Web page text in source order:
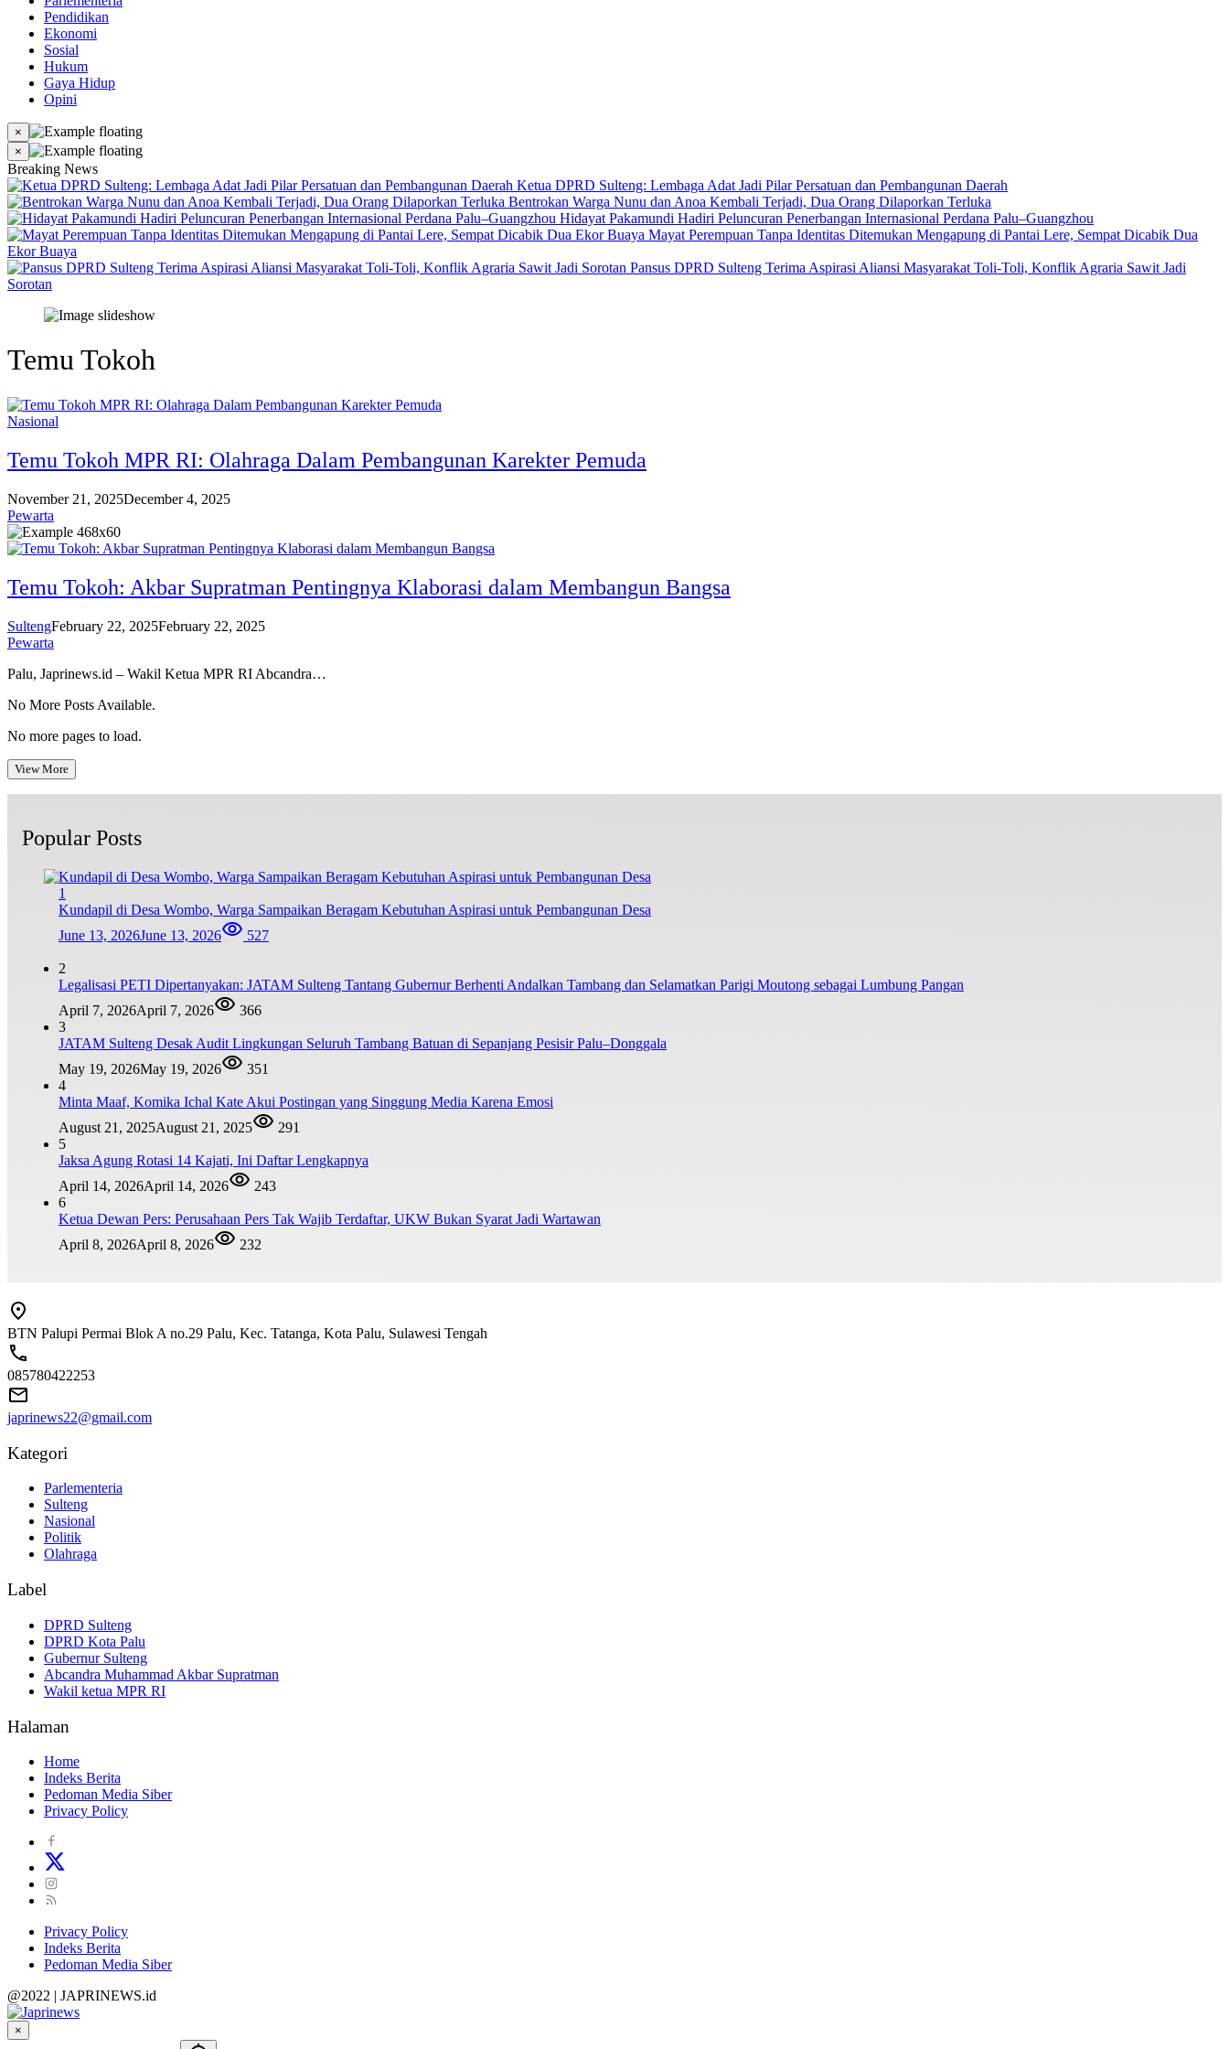
Pendidikan
Ekonomi
Sosial
Hukum
Gaya Hidup
Opini
×
×
Breaking News
Ketua DPRD Sulteng: Lembaga Adat Jadi Pilar Persatuan dan Pembangunan Daerah
Bentrokan Warga Nunu dan Anoa Kembali Terjadi, Dua Orang Dilaporkan Terluka
Hidayat Pakamundi Hadiri Peluncuran Penerbangan Internasional Perdana Palu–Guangzhou
Mayat Perempuan Tanpa Identitas Ditemukan Mengapung di Pantai Lere, Sempat Dicabik Dua
Ekor Buaya
Pansus DPRD Sulteng Terima Aspirasi Aliansi Masyarakat Toli-Toli, Konflik Agraria Sawit Jadi
Sorotan
Temu Tokoh
Nasional
Temu Tokoh MPR RI: Olahraga Dalam Pembangunan Karekter Pemuda
November 21, 2025December 4, 2025
Pewarta
Temu Tokoh: Akbar Supratman Pentingnya Klaborasi dalam Membangun Bangsa
SultengFebruary 22, 2025February 22, 2025
Pewarta
Palu, Japrinews.id – Wakil Ketua MPR RI Abcandra…
No More Posts Available.
No more pages to load.
View More
Popular Posts
1
Kundapil di Desa Wombo, Warga Sampaikan Beragam Kebutuhan Aspirasi untuk Pembangunan Desa
June 13, 2026June 13, 2026 527
2
Legalisasi PETI Dipertanyakan: JATAM Sulteng Tantang Gubernur Berhenti Andalkan Tambang dan Selamatkan Parigi Moutong sebagai Lumbung Pangan
April 7, 2026April 7, 2026
366
3
JATAM Sulteng Desak Audit Lingkungan Seluruh Tambang Batuan di Sepanjang Pesisir Palu–Donggala
May 19, 2026May 19, 2026
351
4
Minta Maaf, Komika Ichal Kate Akui Postingan yang Singgung Media Karena Emosi
August 21, 2025August 21, 2025
291
5
Jaksa Agung Rotasi 14 Kajati, Ini Daftar Lengkapnya
April 14, 2026April 14, 2026
243
6
Ketua Dewan Pers: Perusahaan Pers Tak Wajib Terdaftar, UKW Bukan Syarat Jadi Wartawan
April 8, 2026April 8, 2026 232
BTN Palupi Permai Blok A no.29 Palu, Kec. Tatanga, Kota Palu, Sulawesi Tengah
085780422253
japrinews22@gmail.com
Kategori
Parlementeria
Sulteng
Nasional
Politik
Olahraga
Label
DPRD Sulteng
DPRD Kota Palu
Gubernur Sulteng
Abcandra Muhammad Akbar Supratman
Wakil ketua MPR RI
Halaman
Home
Indeks Berita
Pedoman Media Siber
Privacy Policy
Privacy Policy
Indeks Berita
Pedoman Media Siber
@2022 | JAPRINEWS.id
×